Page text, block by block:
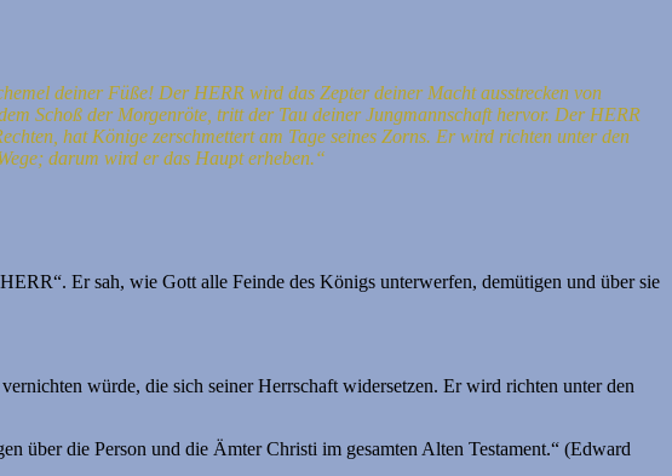
deiner Füße! Der HERR wird das Zepter deiner Macht ausstrecken von
Schoß der Morgenröte, tritt der Tau deiner Jungmannschaft hervor. Der HERR
hat Könige zerschmettert am Tage seines Zorns. Er wird richten unter den
darum wird er das Haupt erheben.“
Er sah, wie Gott alle Feinde des Königs unterwerfen, demütigen und über sie
würde, die sich seiner Herrschaft widersetzen. Er wird richten unter den
über die Person und die Ämter Christi im gesamten Alten Testament.“ (⁠Edward